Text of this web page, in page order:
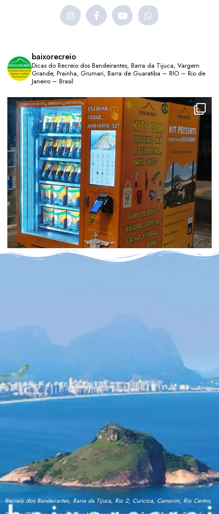
baixorecreio
Dicas do Recreio dos Bandeirantes, Barra da Tijuca, Vargem
Grande, Prainha, Grumari, Barra de Guaratiba – RIO – Rio de
Janeiro – Brasil
Recreio dos Bandeirantes, Barra da Tijuca, Rio 2, Curicica, Camorim, Rio Centro,